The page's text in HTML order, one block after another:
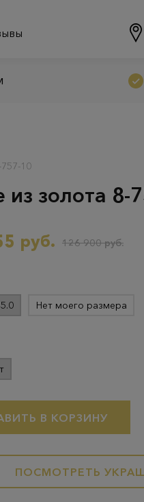
10
из золота 8-
руб. 126 900 руб.
Нет моего размера
В КОРЗИНУ
ПОСМОТРЕТЬ